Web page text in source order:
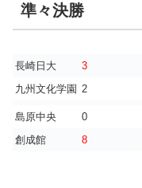
準々決勝
長崎日大 3
九州文化学園 2
島原中央 0
創成館
8